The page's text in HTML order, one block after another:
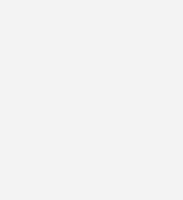
sind regelmäßig Speaker auf
Hier ein Überblick &
Wichtige